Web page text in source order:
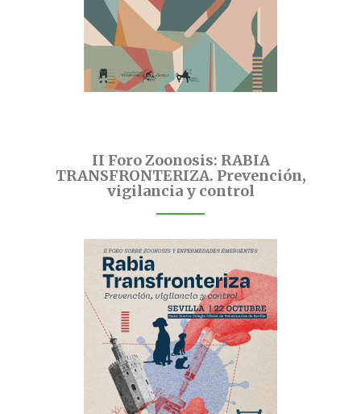
II Foro Zoonosis: RABIA
TRANSFRONTERIZA. Prevención,
vigilancia y control